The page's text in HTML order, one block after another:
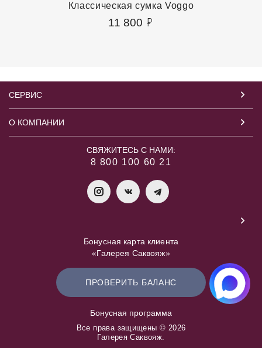
Классическая сумка Voggo
11 800
СЕРВИС
О КОМПАНИИ
СВЯЖИТЕСЬ С НАМИ:
8 800 100 60 21
Бонусная карта клиента
«Галерея Саквояж»
ПРОВЕРИТЬ БАЛАНС
Бонусная программа
Все права защищены © 2026
Галерея Саквояж.